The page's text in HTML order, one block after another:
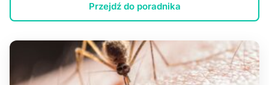
Przejdź do poradnika